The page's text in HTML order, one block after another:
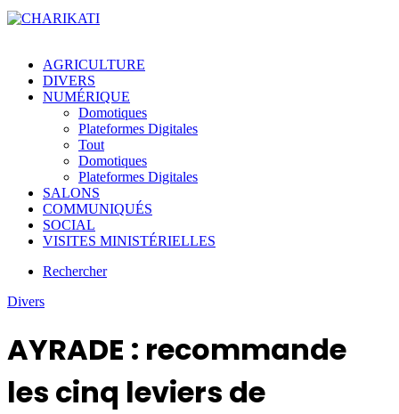
AGRICULTURE
DIVERS
NUMÉRIQUE
Domotiques
Plateformes Digitales
Tout
Domotiques
Plateformes Digitales
SALONS
COMMUNIQUÉS
SOCIAL
VISITES MINISTÉRIELLES
Rechercher
Divers
AYRADE : recommande
les cinq leviers de